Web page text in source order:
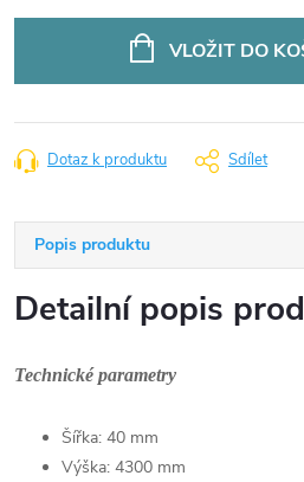
VLOŽIT DO
Dotaz k produktu Sdílet
Popis produktu
Detailní popis
Technické parametry
Šířka: 40 mm
Výška: 4300 mm